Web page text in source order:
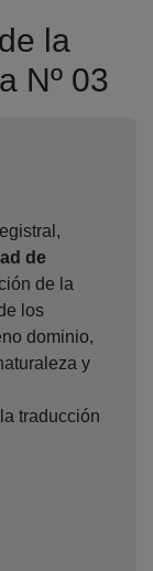
la
Nº 03
de
de la
los
dominio,
y
traducción